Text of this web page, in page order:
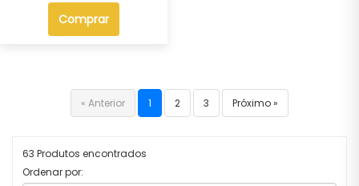
Comprar
« Anterior 1 2 3 Próximo »
63 Produtos encontrados
Ordenar por: